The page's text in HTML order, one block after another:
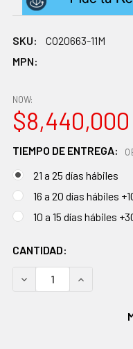
SKU:
CO20663-11M
MPN:
NOW:
$8,440,000
TIEMPO DE ENTREGA:
21 a 25 días hábiles
16 a 20 días hábiles
10 a 15 días hábiles
EXISTENCIAS
ACTUALES:
CANTIDAD:
DISMINUIR CANTIDAD:
AUMENTAR